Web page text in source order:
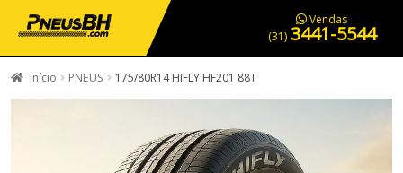
PNEUS EM OFERTA SERVIÇOS AUTOMOTIVOS NOSSA LOJA
Vendas
(31) 3441-5544
Início PNEUS 175/80R14 HIFLY HF201 88T